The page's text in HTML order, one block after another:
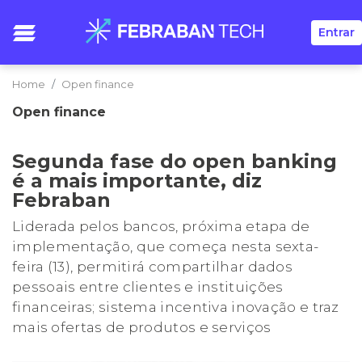
Entrar
Home Open finance
Open finance
Segunda fase do open banking
é a mais importante, diz
Febraban
Liderada pelos bancos, próxima etapa de
implementação, que começa nesta sexta-
feira (13), permitirá compartilhar dados
pessoais entre clientes e instituições
financeiras; sistema incentiva inovação e traz
mais ofertas de produtos e serviços